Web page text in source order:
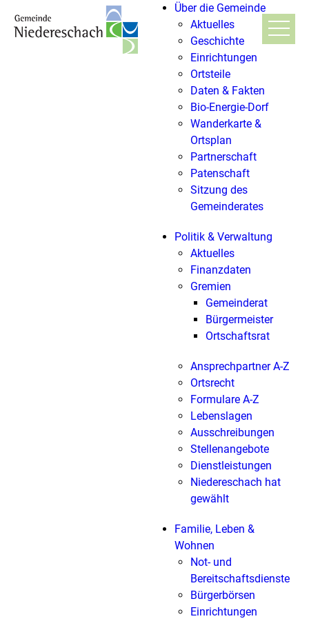
Über die Gemeinde
Aktuelles
Geschichte
Einrichtungen
Ortsteile
Daten & Fakten
Bio-Energie-Dorf
Wanderkarte &
Ortsplan
Partnerschaft
Patenschaft
Sitzung des
Gemeinderates
Politik & Verwaltung
Aktuelles
Finanzdaten
Gremien
Gemeinderat
Bürgermeister
Ortschaftsrat
Ansprechpartner A-Z
Ortsrecht
Formulare A-Z
Lebenslagen
Ausschreibungen
Stellenangebote
Dienstleistungen
Niedereschach hat
gewählt
Familie, Leben &
Wohnen
Not- und
Bereitschaftsdienste
Bürgerbörsen
Einrichtungen